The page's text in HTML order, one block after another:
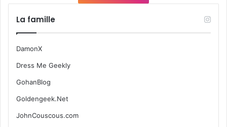
La famille
DamonX
Dress Me Geekly
GohanBlog
Goldengeek.Net
JohnCouscous.com